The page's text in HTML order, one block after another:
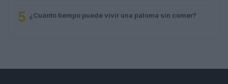
5 ¿Cuánto tiempo puede vivir una paloma sin comer?